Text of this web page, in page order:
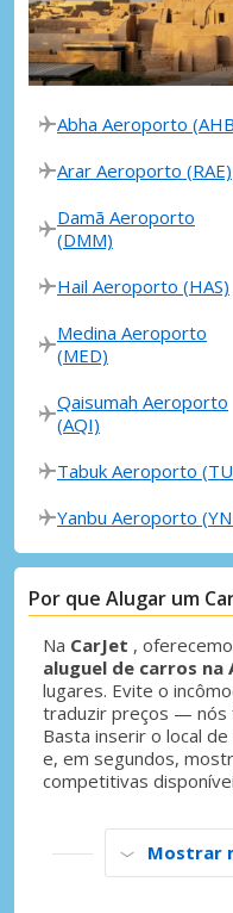
Abha Aeroporto
Arar Aeroporto (RAE)
Damã Aeroporto
(DMM)
Hail Aeroporto (HAS)
Medina Aeroporto
(MED)
Qaisumah Aeroporto
(AQI)
Tabuk Aeroporto
Yanbu Aeroporto
Por que Alugar um
Na CarJet ,
aluguel de carros na
lugares. Evite o
traduzir preços — nós
Basta inserir o local
e, em segundos,
competitivas
Mostrar